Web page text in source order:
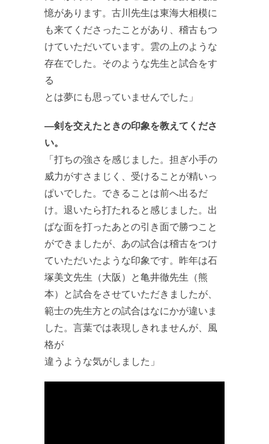
憶があります。古川先生は東海大相模に
も来てくださったことがあり、稽古もつ
けていただいています。雲の上のような
存在でした。そのような先生と試合をす
る
とは夢にも思っていませんでした」
―剣を交えたときの印象を教えてくださ
い。
「打ちの強さを感じました。担ぎ小手の
威力がすさまじく、受けることが精いっ
ぱいでした。できることは前へ出るだ
け。退いたら打たれると感じました。出
ばな面を打ったあとの引き面で勝つこと
ができましたが、あの試合は稽古をつけ
ていただいたような印象です。昨年は石
塚美文先生（大阪）と亀井徹先生（熊
本）と試合をさせていただきましたが、
範士の先生方との試合はなにかが違いま
した。言葉では表現しきれませんが、風
格が
違うような気がしました」